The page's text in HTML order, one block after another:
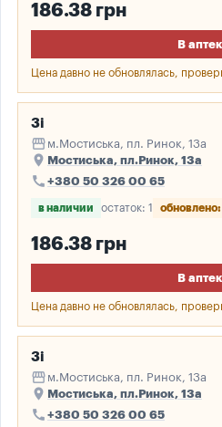
186.38 грн
В
Цена давно не обновлялась,
3і
storefront м.Мостиська, пл. Ринок, 13а
place Мостиська, пл.Ринок, 13а
call +380 50 326 00 65
в наличии остаток: 1
186.38 грн
В
Цена давно не обновлялась,
3і
storefront м.Мостиська, пл. Ринок, 13а
place Мостиська, пл.Ринок, 13а
call +380 50 326 00 65